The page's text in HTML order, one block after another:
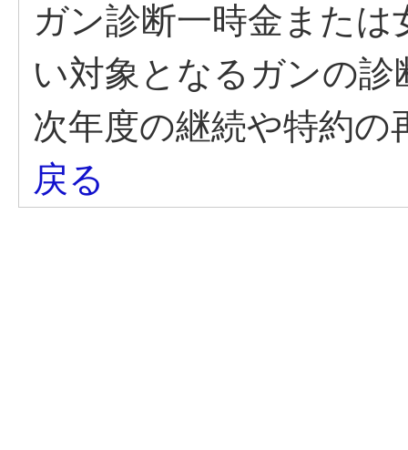
ガン診断一時金また
い対象となるガンの
次年度の継続や特約
戻る